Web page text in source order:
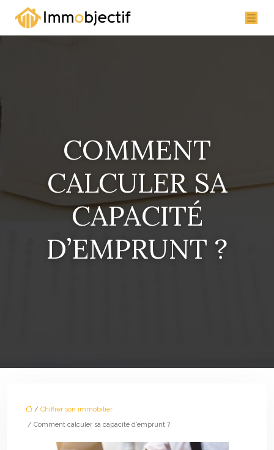
COMMENT
CALCULER SA
CAPACITÉ
D’EMPRUNT ?
/ Chiffrer son immobilier
/ Comment calculer sa capacité d’emprunt ?